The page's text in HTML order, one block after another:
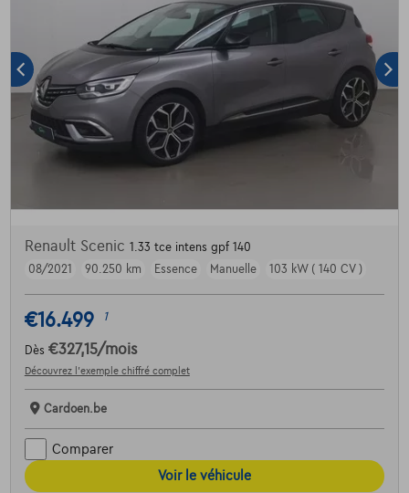
Renault Scenic 1.33 tce intens gpf 140
08/2021
90.250 km Essence Manuelle 103 kW ( 140 CV )
€16.499 1
Dès €327,15/mois
Découvrez l’exemple chiffré complet
Cardoen.be
Comparer
Voir le véhicule